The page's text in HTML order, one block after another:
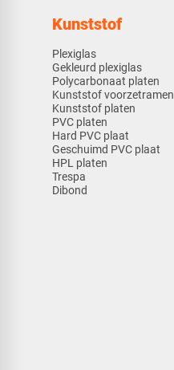
Kunststof
Plexiglas
Gekleurd plexiglas
Polycarbonaat platen
Kunststof voorzetramen
Kunststof platen
PVC platen
Hard PVC plaat
Geschuimd PVC plaat
HPL platen
Trespa
Dibond